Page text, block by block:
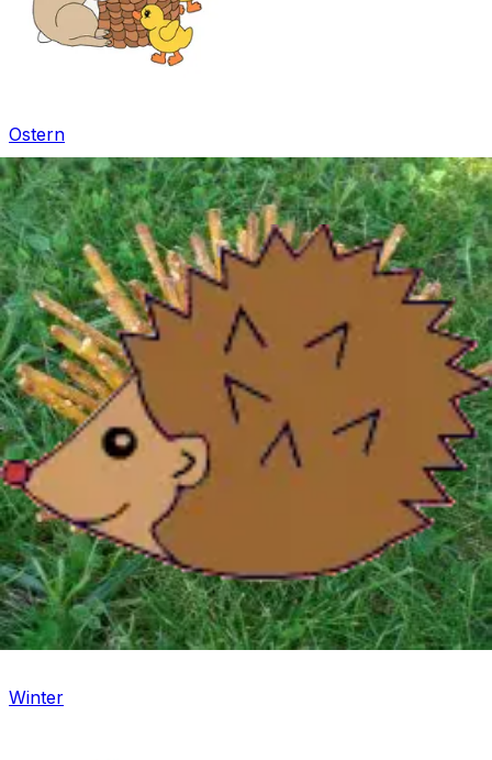
Ostern
Fasching
Winter